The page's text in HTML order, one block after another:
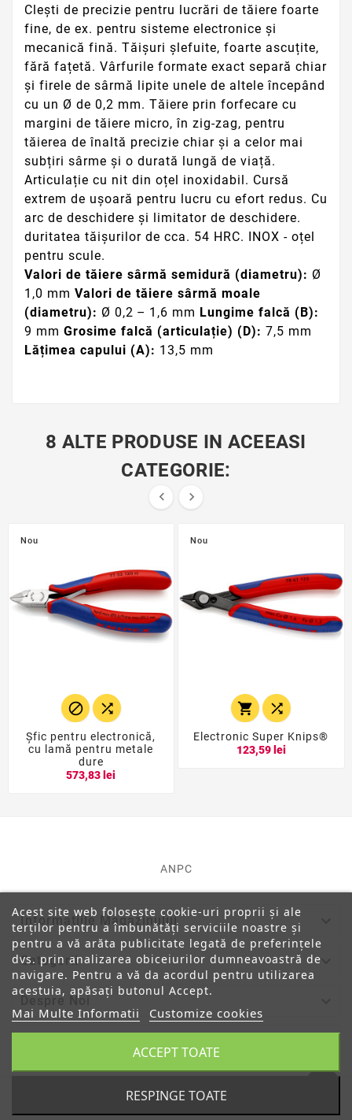
Clești de precizie pentru lucrări de tăiere foarte
fine, de ex. pentru sisteme electronice și
mecanică fină. Tăișuri șlefuite, foarte ascuțite,
fără fațetă. Vârfurile formate exact separă chiar
și firele de sârmă lipite unele de altele începând
cu un Ø de 0,2 mm. Tăiere prin forfecare cu
margini de tăiere micro, în zig-zag, pentru
tăierea de înaltă precizie chiar și a celor mai
subțiri sârme și o durată lungă de viață.
Articulație cu nit din oțel inoxidabil. Cursă
extrem de ușoară pentru lucru cu efort redus. Cu
arc de deschidere şi limitator de deschidere.
duritatea tăișurilor de cca. 54 HRC. INOX - oțel
pentru scule.
Valori de tăiere sârmă semidură (diametru): Ø
1,0 mm Valori de tăiere sârmă moale
(diametru): Ø 0,2 – 1,6 mm Lungime falcă (B):
9 mm Grosime falcă (articulație) (D): 7,5 mm
Lățimea capului (A): 13,5 mm
8 ALTE PRODUSE IN ACEEASI
CATEGORIE:
 
Nou
 
Şfic pentru electronică,
cu lamă pentru metale
dure
573,83 lei
Nou
 
Electronic Super Knips®
123,59 lei
ANPC
Informatiile Magazinului
Categorii 
Despre Noi
Acest site web folosește cookie-uri proprii și ale
terților pentru a îmbunătăți serviciile noastre și
pentru a vă arăta publicitate legată de preferințele
dvs. prin analizarea obiceiurilor dumneavoastră de
navigare. Pentru a vă da acordul pentru utilizarea
acestuia, apăsați butonul Accept.
Mai Multe Informatii Customize cookies
RESPINGE TOATE
ACCEPT TOATE
© 2019 - Ecommerce Software By PrestaShop™